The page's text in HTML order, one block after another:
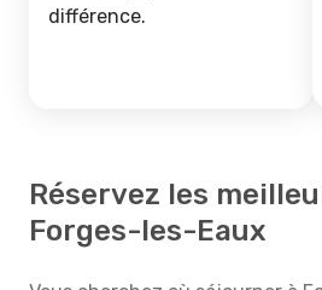
différence.
Réservez les
Forges-les-Eaux